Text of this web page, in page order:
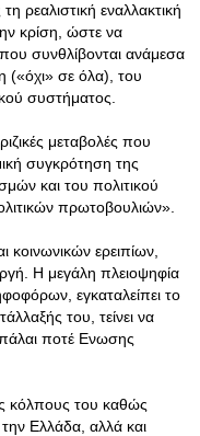
ρεαλιστική εναλλακτική
κρίση, ώστε να
συνθλίβονται ανάμεσα
(«όχι» σε όλα), του
συστήματος.
μεταβολές που
συγκρότηση της
και του πολιτικού
πρωτοβουλιών».
ερειπίων,
Η μεγάλη πλειοψηφία
εγκαταλείπει το
του, τείνει να
ποτέ Ενωσης
κόλπους του καθώς
Ελλάδα, αλλά και